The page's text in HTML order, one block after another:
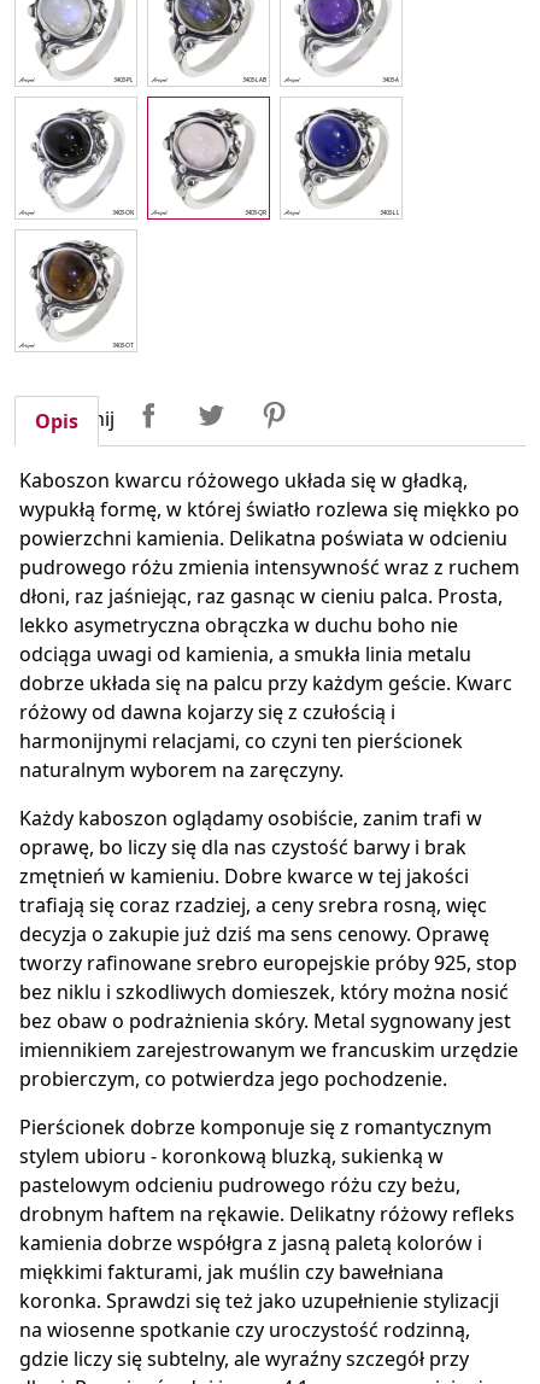
Udostępnij UdostępnijTweetuj
Opis
Kaboszon kwarcu różowego układa się w gładką,
wypukłą formę, w której światło rozlewa się miękko po
powierzchni kamienia. Delikatna poświata w odcieniu
pudrowego różu zmienia intensywność wraz z ruchem
dłoni, raz jaśniejąc, raz gasnąc w cieniu palca. Prosta,
lekko asymetryczna obrączka w duchu boho nie
odciąga uwagi od kamienia, a smukła linia metalu
dobrze układa się na palcu przy każdym geście. Kwarc
różowy od dawna kojarzy się z czułością i
harmonijnymi relacjami, co czyni ten pierścionek
naturalnym wyborem na zaręczyny.
Każdy kaboszon oglądamy osobiście, zanim trafi w
oprawę, bo liczy się dla nas czystość barwy i brak
zmętnień w kamieniu. Dobre kwarce w tej jakości
trafiają się coraz rzadziej, a ceny srebra rosną, więc
decyzja o zakupie już dziś ma sens cenowy. Oprawę
tworzy rafinowane srebro europejskie próby 925, stop
bez niklu i szkodliwych domieszek, który można nosić
bez obaw o podrażnienia skóry. Metal sygnowany jest
imiennikiem zarejestrowanym we francuskim urzędzie
probierczym, co potwierdza jego pochodzenie.
Pierścionek dobrze komponuje się z romantycznym
stylem ubioru - koronkową bluzką, sukienką w
pastelowym odcieniu pudrowego różu czy beżu,
drobnym haftem na rękawie. Delikatny różowy refleks
kamienia dobrze współgra z jasną paletą kolorów i
miękkimi fakturami, jak muślin czy bawełniana
koronka. Sprawdzi się też jako uzupełnienie stylizacji
na wiosenne spotkanie czy uroczystość rodzinną,
gdzie liczy się subtelny, ale wyraźny szczegół przy